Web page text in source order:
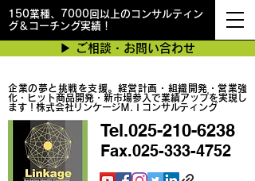
150業種、7000回以上のコンサルティン
グ＆コーチング実績！
企業の夢と挑戦を支援。経営計画・組織開発・営業強
化・ヒット商品開発・新市場参入で業績アップを実現し
ます！株式会社リンケージＭ.Ｉコンサルティング
▶︎ ご相談・お問い合わせ
Tel.025-210-6238
Fax.025-333-4752